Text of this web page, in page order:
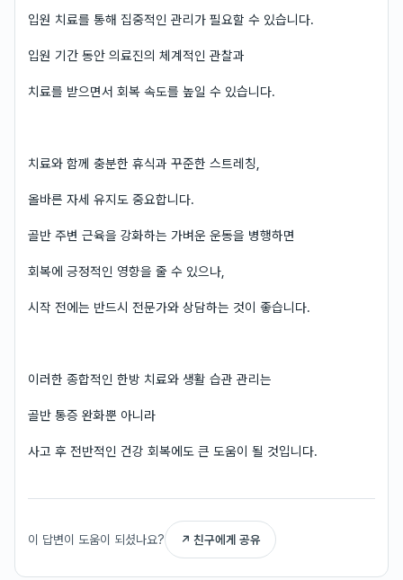
입원 치료를 통해 집중적인 관리가 필요할 수 있습니다.
입원 기간 동안 의료진의 체계적인 관찰과
치료를 받으면서 회복 속도를 높일 수 있습니다.
치료와 함께 충분한 휴식과 꾸준한 스트레칭,
올바른 자세 유지도 중요합니다.
골반 주변 근육을 강화하는 가벼운 운동을 병행하면
회복에 긍정적인 영향을 줄 수 있으나,
시작 전에는 반드시 전문가와 상담하는 것이 좋습니다.
이러한 종합적인 한방 치료와 생활 습관 관리는
골반 통증 완화뿐 아니라
사고 후 전반적인 건강 회복에도 큰 도움이 될 것입니다.
이 답변이 도움이 되셨나요? ↗ 친구에게 공유